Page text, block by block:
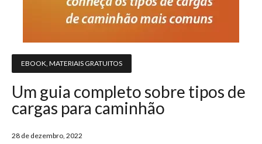
EBOOK MATERIAIS GRATUITOS
Um guia completo sobre tipos de
cargas para caminhão
28 de dezembro, 2022